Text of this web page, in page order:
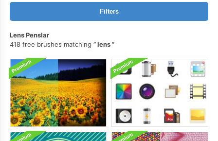
Filters
Lens Penslar
418 free brushes matching
lens